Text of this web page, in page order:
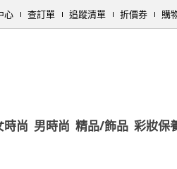
心 查訂單 追蹤清單 折價券 購
時尚 男時尚 精品/飾品 彩妝保